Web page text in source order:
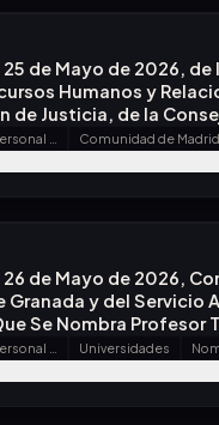
de Mayo de 2026, de
Humanos y
de Justicia, de la
y Administración
Destino Al Personal
por Orden
de 22 de Diciembre.
Comunidad de Madrid
de Mayo de 2026,
Granada y del Servicio
Se Nombra Profesor
Plaza Vinculada, a
López.
Universidades